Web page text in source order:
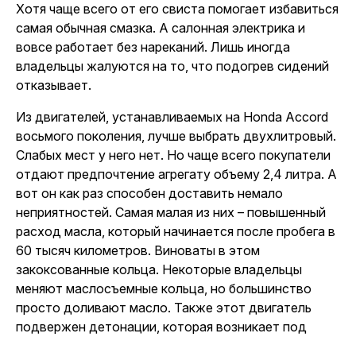
Хотя чаще всего от его свиста помогает избавиться
самая обычная смазка. А салонная электрика и
вовсе работает без нареканий. Лишь иногда
владельцы жалуются на то, что подогрев сидений
отказывает.
Из двигателей, устанавливаемых на Honda Accord
восьмого поколения, лучше выбрать двухлитровый.
Слабых мест у него нет. Но чаще всего покупатели
отдают предпочтение агрегату объему 2,4 литра. А
вот он как раз способен доставить немало
неприятностей. Самая малая из них – повышенный
расход масла, который начинается после пробега в
60 тысяч километров. Виноваты в этом
закоксованные кольца. Некоторые владельцы
меняют маслосъемные кольца, но большинство
просто доливают масло. Также этот двигатель
подвержен детонации, которая возникает под